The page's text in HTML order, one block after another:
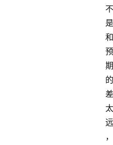
不
是
和
预
期
的
差
太
远
，